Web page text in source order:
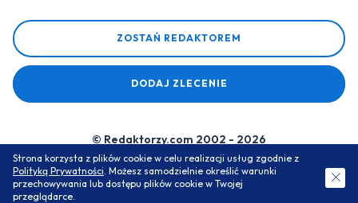
ZOSTAŃ REDAKTOREM
DODAJ ZLECENIE
© Redaktorzy.com 2002 - 2026
Serwis do zamawiania prac dyplomowych i zaliczeniowych
ZAMÓW DARMOWĄ WYCENĘ
Strona korzysta z plików cookie w celu realizacji usług zgodnie z
Polityką Prywatności. Możesz samodzielnie określić warunki
przechowywania lub dostępu plików cookie w Twojej
przeglądarce.